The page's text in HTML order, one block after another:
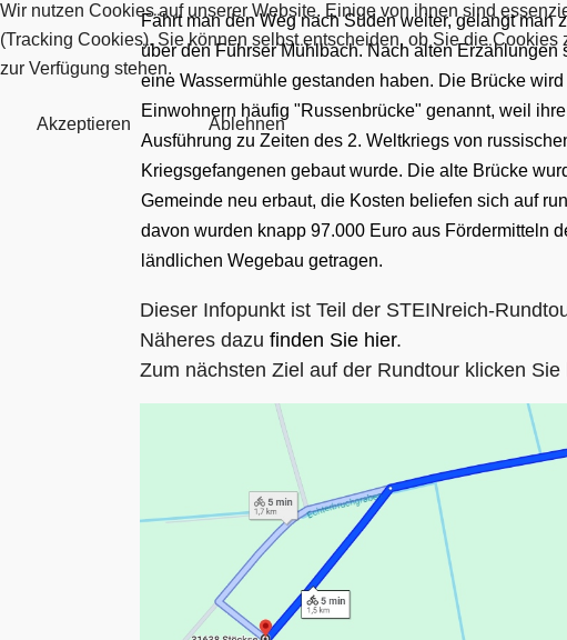
Fährt man den Weg nach Süden weiter, gelangt man
über den Führser Mühlbach. Nach alten Erzählungen
eine Wassermühle gestanden haben. Die Brücke wird
Einwohnern häufig "Russenbrücke" genannt, weil
Ausführung zu Zeiten des 2. Weltkriegs von
Kriegsgefangenen gebaut wurde. Die alte Brücke
Gemeinde neu erbaut, die Kosten beliefen sich auf
davon wurden knapp 97.000 Euro aus Fördermitteln
ländlichen Wegebau getragen.
Dieser Infopunkt ist Teil der STEINreich-
Näheres dazu finden Sie hier.
Zum nächsten Ziel auf der Rundtour klicken Sie
Wir nutzen Cookies auf unserer Website. Einige von ihnen sind
(Tracking Cookies). Sie können selbst entscheiden, ob Sie die
zur Verfügung stehen.
Akzeptieren
Ablehnen